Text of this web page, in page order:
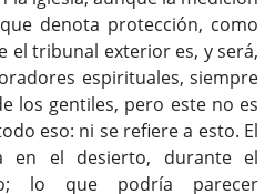
denota protección, como
el tribunal exterior es, y será,
espirituales, siempre
los gentiles, pero este no es
eso: ni se refiere a esto. El
en el desierto, durante el
lo que podría parecer